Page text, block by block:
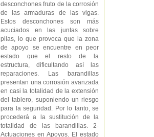
desconchones fruto de la corrosión
de las armaduras de las vigas.
Estos desconchones son más
acuciados en las juntas sobre
pilas, lo que provoca que la zona
de apoyo se encuentre en peor
estado que el resto de la
estructura, dificultando así las
reparaciones. Las barandillas
presentan una corrosión avanzada
en casi la totalidad de la extensión
del tablero, suponiendo un riesgo
para la seguridad. Por lo tanto, se
procederá a la sustitución de la
totalidad de las barandillas. 2-
Actuaciones en Apoyos. El estado